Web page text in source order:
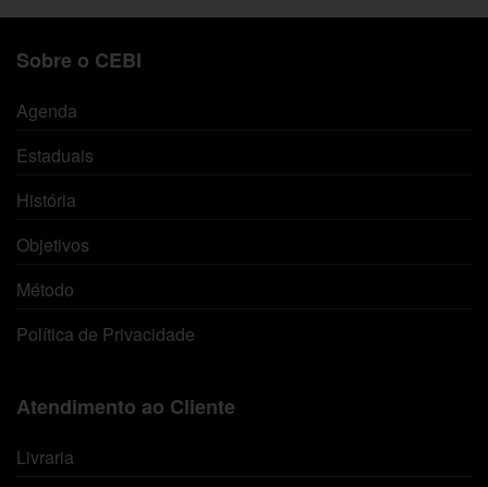
Sobre o CEBI
Agenda
Estaduais
História
Objetivos
Método
Política de Privacidade
Atendimento ao Cliente
Livraria